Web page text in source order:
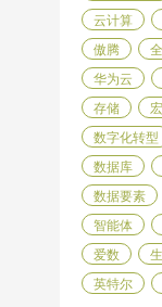
云计算
傲腾
华为云
存储
数字化转型
数据库
数据要素
智能体
爱数
英特尔